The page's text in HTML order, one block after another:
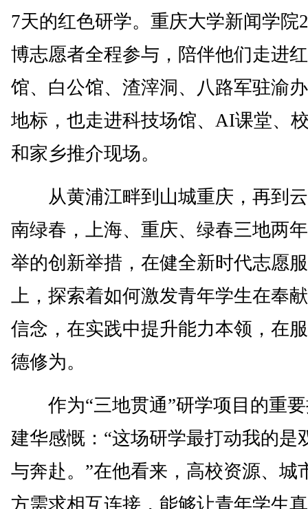
7天的红色研学。重庆大学新闻学院
博志愿者全程参与，陪伴他们走进
馆、白公馆、渣滓洞、八路军驻渝
地标，也走进科技场馆、AI课堂、
和家乡推介现场。
从黄浦江畔到山城重庆，再到云
南绿春，上海、重庆、绿春三地两
举的创新举措，在健全新时代志愿
上，探索着如何激发青年学生在奉
信念，在实践中提升能力本领，在
德修为。
作为“三地贯通”研学项目的重要
建华感慨：“这场研学最打动我的是
与奔赴。”在他看来，高校资源、城
方需求相互连接，能够让青年学生